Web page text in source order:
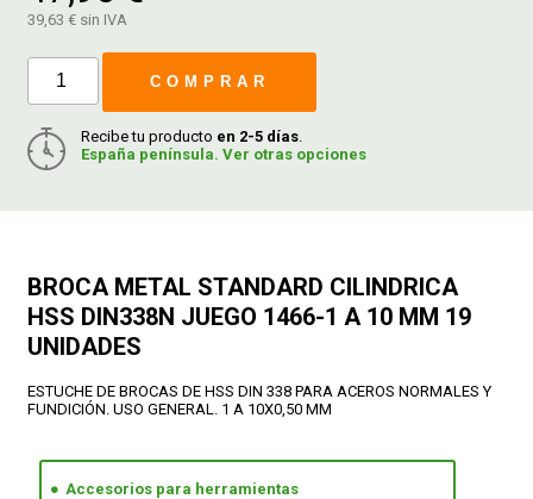
39,63 € sin IVA
COMPRAR
Recibe tu producto en 2-5 días.
España península. Ver otras opciones
BROCA METAL STANDARD CILINDRICA
HSS DIN338N JUEGO 1466-1 A 10 MM 19
UNIDADES
ESTUCHE DE BROCAS DE HSS DIN 338 PARA ACEROS NORMALES Y
FUNDICIÓN. USO GENERAL. 1 A 10X0,50 MM
Accesorios para herramientas
CATÁLOGOS
GUÍAS
DEVOLUCIONES